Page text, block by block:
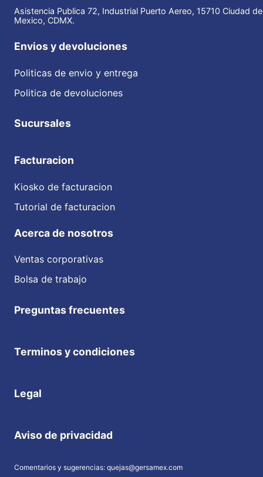
Asistencia Publica 72, Industrial Puerto Aereo, 15710 Ciudad de
Mexico, CDMX.
Envios y devoluciones
Politicas de envio y entrega
Politica de devoluciones
Sucursales
Facturacion
Kiosko de facturacion
Tutorial de facturacion
Acerca de nosotros
Ventas corporativas
Bolsa de trabajo
Preguntas frecuentes
Terminos y condiciones
Legal
Aviso de privacidad
Comentarios y sugerencias: quejas@gersamex.com